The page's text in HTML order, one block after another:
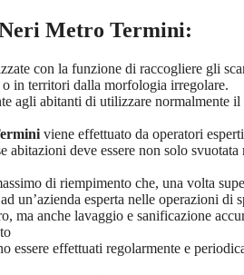
Metro Termini:
con la funzione di raccogliere gli
in territori dalla morfologia irregolare.
agli abitanti di utilizzare
viene effettuato da operatori
abitazioni deve essere non solo
di riempimento che, una volta
un’azienda esperta nelle operazioni
ma anche lavaggio e sanificazione
essere effettuati regolarmente e